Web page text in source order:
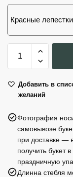
Красные
Количество
товара
пионовидный
букет
Добавить в
желаний
Фотография
самовывозе
при доставке —
получить букет
праздничную
Длинна стебля